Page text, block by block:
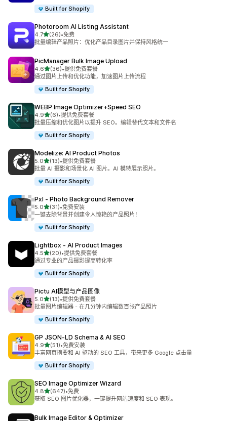
Built for Shopify
Photoroom AI Listing Assistant
4.7星（满分 5 星）
(26)
总共 26 条评论
•免费
批量编辑产品照片：优化产品目录图片并保持风格统一
PicManager Bulk Image Upload
4.6星（满分 5 星）
(36)
总共 36 条评论
•提供免费套餐
通过图片上传和优化功能，加速图片上传流程
Built for Shopify
WEBP Image Optimizer+Speed SEO
4.9星（满分 5 星）
(6)
总共 6 条评论
•提供免费套餐
批量压缩和优化图片以提升 SEO。编辑替代文本和文件名
Built for Shopify
Modelize: AI Product Photos
5.0星（满分 5 星）
(13)
总共 13 条评论
•提供免费套餐
批量 AI 摄影和场景化 AI 图片。AI 模特展示照片。
Built for Shopify
Pxl ‑ Photo Background Remover
5.0星（满分 5 星）
(31)
总共 31 条评论
•免费安装
一键去除背景并创建令人惊艳的产品照片！
Built for Shopify
Lightbox ‑ AI Product Images
4.5星（满分 5 星）
(20)
总共 20 条评论
•提供免费套餐
通过专业的产品摄影提高转化率
Built for Shopify
Pictu AI模型与产品图像
5.0星（满分 5 星）
(13)
总共 13 条评论
•提供免费套餐
批量图片编辑器 - 在几分钟内编辑数百张产品照片
Built for Shopify
GP JSON‑LD Schema & AI SEO
4.9星（满分 5 星）
(51)
总共 51 条评论
•免费安装
丰富网页摘要和 AI 驱动的 SEO 工具，带来更多 Google 点击量
Built for Shopify
SEO Image Optimizer Wizard
4.8星（满分 5 星）
(647)
总共 647 条评论
•免费
获取 SEO 图片优化器，一键提升网站速度和 SEO 表现。
Bulk Image Editor & Optimizer